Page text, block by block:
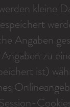
kleine
Angaben
zu
ist)